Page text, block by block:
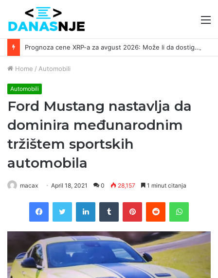
Prognoza cene XRP-a za avgust 2026: Može li da dostigne 1,50 dolara? ￼
Home / Automobili
Automobili
Ford Mustang nastavlja da
dominira međunarodnim
tržištem sportskih
automobila
macax April 18, 2021 0 28,157 1 minut citanja
FacebookTwitter LinkedInTumblr PinterestReddit